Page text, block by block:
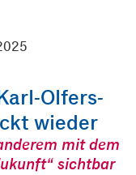
Olfers-
wieder
mit dem
sichtbar